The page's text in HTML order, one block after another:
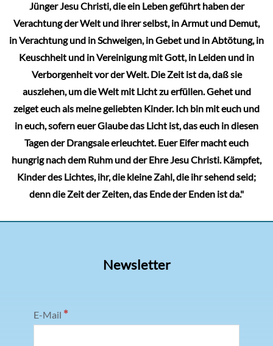
Jünger Jesu Christi, die ein Leben geführt haben der
Verachtung der Welt und ihrer selbst, in Armut und Demut,
in Verachtung und in Schweigen, in Gebet und in Abtötung, in
Keuschheit und in Vereinigung mit Gott, in Leiden und in
Verborgenheit vor der Welt. Die Zeit ist da, daß sie
ausziehen, um die Welt mit Licht zu erfüllen. Gehet und
zeiget euch als meine geliebten Kinder. Ich bin mit euch und
in euch, sofern euer Glaube das Licht ist, das euch in diesen
Tagen der Drangsale erleuchtet. Euer Eifer macht euch
hungrig nach dem Ruhm und der Ehre Jesu Christi. Kämpfet,
Kinder des Lichtes, ihr, die kleine Zahl, die ihr sehend seid;
denn die Zeit der Zeiten, das Ende der Enden ist da."
Newsletter
E-Mail *